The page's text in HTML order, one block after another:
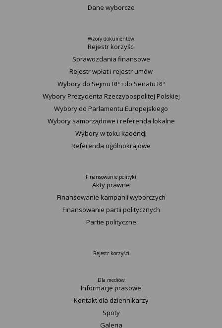
Dane wyborcze
Wzory dokumentów
Rejestr korzyści
Sprawozdania finansowe
Rejestr wpłat i rejestr umów
Wybory do Sejmu RP i do Senatu RP
Wybory Prezydenta Rzeczypospolitej Polskiej
Wybory do Parlamentu Europejskiego
Wybory samorządowe i referenda lokalne
Wybory w toku kadencji
Referenda ogólnokrajowe
Finansowanie polityki
Akty prawne
Finansowanie kampanii wyborczych
Finansowanie partii politycznych
Partie polityczne
Rejestr korzyści
Dla mediów
Informacje prasowe
Kontakt dla dziennikarzy
Spoty
Galeria